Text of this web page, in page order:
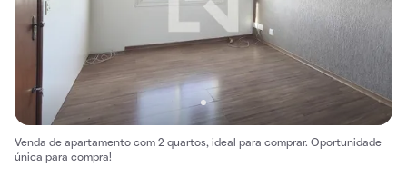
Venda de apartamento com 2 quartos, ideal para comprar. Oportunidade
única para compra!